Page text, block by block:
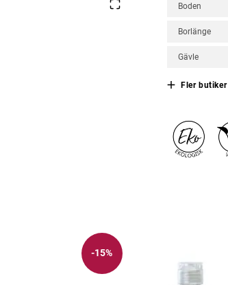
Boden
Borlänge
Gävle
Fler butiker
-15%